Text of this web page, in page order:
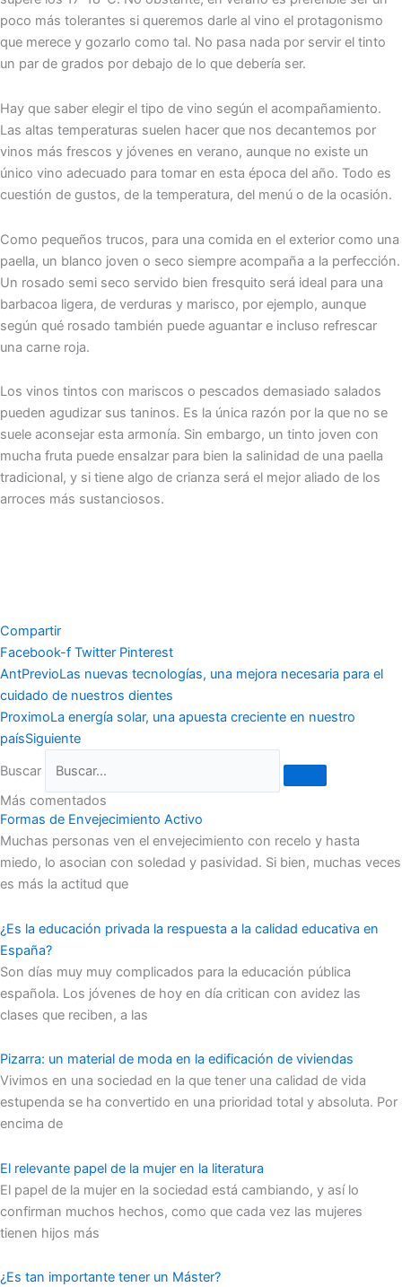
poco más tolerantes si queremos darle al vino el protagonismo
que merece y gozarlo como tal. No pasa nada por servir el tinto
un par de grados por debajo de lo que debería ser.
Hay que saber elegir el tipo de vino según el acompañamiento.
Las altas temperaturas suelen hacer que nos decantemos por
vinos más frescos y jóvenes en verano, aunque no existe un
único vino adecuado para tomar en esta época del año. Todo es
cuestión de gustos, de la temperatura, del menú o de la ocasión.
Como pequeños trucos, para una comida en el exterior como una
paella, un blanco joven o seco siempre acompaña a la perfección.
Un rosado semi seco servido bien fresquito será ideal para una
barbacoa ligera, de verduras y marisco, por ejemplo, aunque
según qué rosado también puede aguantar e incluso refrescar
una carne roja.
Los vinos tintos con mariscos o pescados demasiado salados
pueden agudizar sus taninos. Es la única razón por la que no se
suele aconsejar esta armonía. Sin embargo, un tinto joven con
mucha fruta puede ensalzar para bien la salinidad de una paella
tradicional, y si tiene algo de crianza será el mejor aliado de los
arroces más sustanciosos.
Compartir
Facebook-f Twitter Pinterest
AntPrevioLas nuevas tecnologías, una mejora necesaria para el
cuidado de nuestros dientes
ProximoLa energía solar, una apuesta creciente en nuestro
paísSiguiente
Buscar
Más comentados
Formas de Envejecimiento Activo
Muchas personas ven el envejecimiento con recelo y hasta
miedo, lo asocian con soledad y pasividad. Si bien, muchas veces
es más la actitud que
¿Es la educación privada la respuesta a la calidad educativa en
España?
Son días muy muy complicados para la educación pública
española. Los jóvenes de hoy en día critican con avidez las
clases que reciben, a las
Pizarra: un material de moda en la edificación de viviendas
Vivimos en una sociedad en la que tener una calidad de vida
estupenda se ha convertido en una prioridad total y absoluta. Por
encima de
El relevante papel de la mujer en la literatura
El papel de la mujer en la sociedad está cambiando, y así lo
confirman muchos hechos, como que cada vez las mujeres
tienen hijos más
¿Es tan importante tener un Máster?